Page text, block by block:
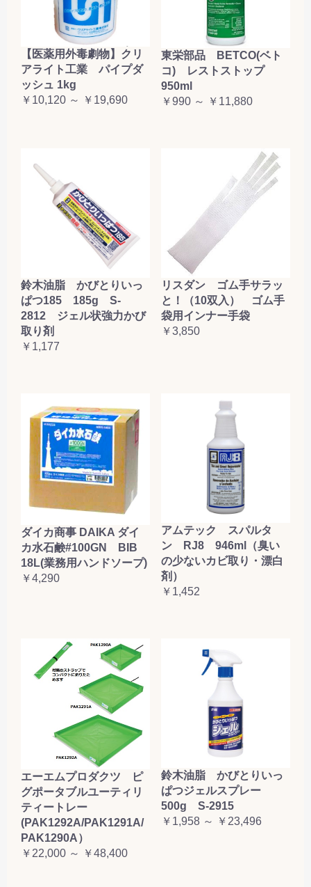
【医薬用外毒劇物】クリ
アライト工業 パイプダ
ッシュ 1kg
￥10,120 ～ ￥19,690
東栄部品 BETCO(ベト
コ) レストストップ
950ml
￥990 ～ ￥11,880
鈴木油脂 かびとりいっ
ぱつ185 185g S-
2812 ジェル状強力かび
取り剤
￥1,177
リスダン ゴム手サラッ
と！（10双入） ゴム手
袋用インナー手袋
￥3,850
ダイカ商事 DAIKA ダイ
カ水石鹸#100GN BIB
18L(業務用ハンドソープ)
￥4,290
アムテック スパルタ
ン RJ8 946ml（臭い
の少ないカビ取り・漂白
剤）
￥1,452
エーエムプロダクツ ピ
グポータブルユーティリ
ティートレー
(PAK1292A/PAK1291A/
PAK1290A）
￥22,000 ～ ￥48,400
鈴木油脂 かびとりいっ
ぱつジェルスプレー
500g S-2915
￥1,958 ～ ￥23,496